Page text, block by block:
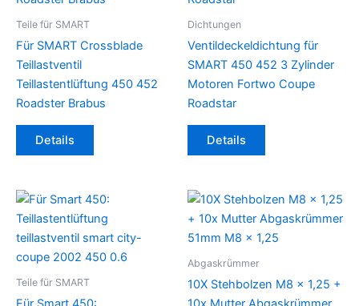
Teile für SMART
Für SMART Crossblade
Teillastventil
Teillastentlüftung 450 452
Roadster Brabus
Details
Dichtungen
Ventildeckeldichtung für
SMART 450 452 3 Zylinder
Motoren Fortwo Coupe
Roadstar
Details
Teile für SMART
Abgaskrümmer
10X Stehbolzen M8 x 1,25 +